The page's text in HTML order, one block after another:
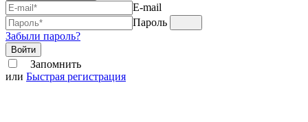
E-mail
Пароль
Забыли пароль?
Войти
Запомнить
или Быстрая регистрация